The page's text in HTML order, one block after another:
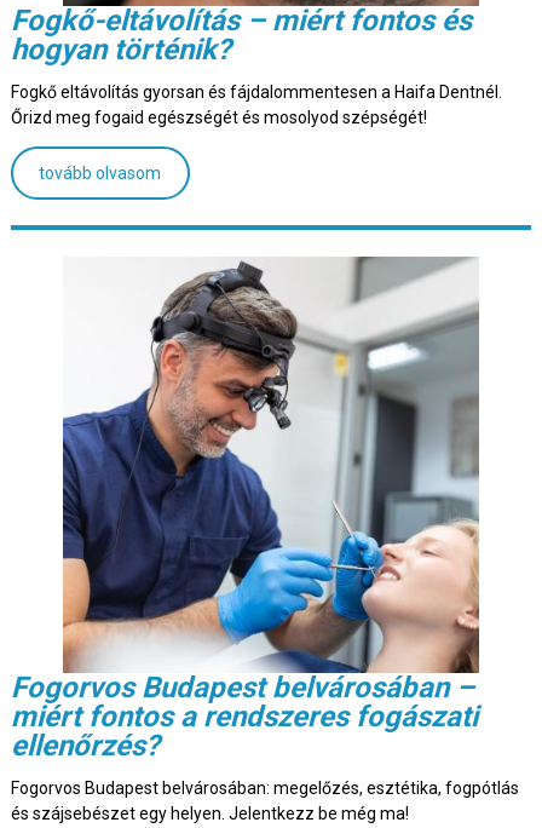
Fogkő-eltávolítás – miért fontos és
hogyan történik?
Fogkő eltávolítás gyorsan és fájdalommentesen a Haifa Dentnél.
Őrizd meg fogaid egészségét és mosolyod szépségét!
tovább olvasom
Fogorvos Budapest belvárosában –
miért fontos a rendszeres fogászati
ellenőrzés?
Fogorvos Budapest belvárosában: megelőzés, esztétika, fogpótlás
és szájsebészet egy helyen. Jelentkezz be még ma!